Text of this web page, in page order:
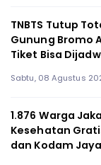
TNBTS Tutup
Gunung Bromo
Tiket Bisa
Sabtu, 08 Agustus
1.876 Warga
Kesehatan
dan Kodam